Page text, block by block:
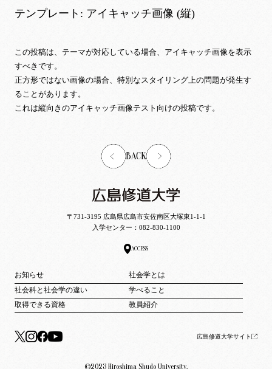
テンプレート: アイキャッチ画像 (縦)
この投稿は、テーマが対応している場合、 アイキャッチ画像を表示
すべきです。
正方形ではない画像の場合、特別なスタイリング上の問題が発生す
ることがあります。
これは縦向きのアイキャッチ画像テスト向けの投稿です。
BACK
〒731-3195 広島県広島市安佐南区大塚東1-1-1
入学センター： 082-830-1100
ACCESS
お知らせ
社会学とは
社会科と社会学の違い
学べること
取得できる資格
教員紹介
広島修道大学サイト
©2023 Hiroshima Shudo University.